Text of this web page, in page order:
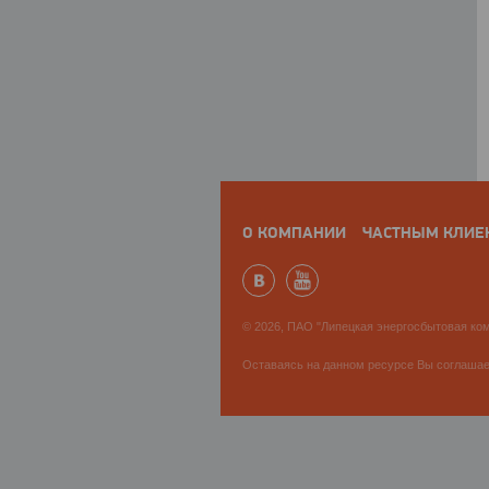
О КОМПАНИИ ЧАСТНЫМ
© 2026, ПАО "Липецкая энергосбытовая
Оставаясь на данном ресурсе Вы